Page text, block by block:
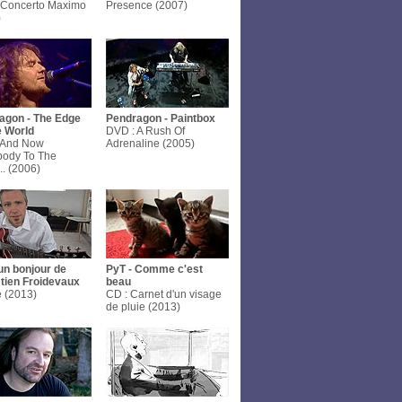
Maximo
Presence (2007)
- The Edge
World
Now
To The
(2006)
Pendragon - Paintbox
DVD : A Rush Of
Adrenaline (2005)
bonjour de
Froidevaux
(2013)
PyT - Comme c'est
beau
CD : Carnet d'un visage
de pluie (2013)